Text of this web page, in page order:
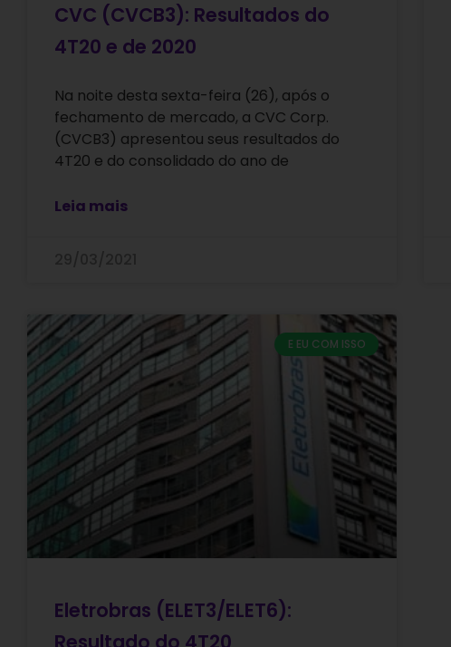
CVC (CVCB3): Resultados do
4T20 e de 2020
Na noite desta sexta-feira (26), após o
fechamento de mercado, a CVC Corp.
(CVCB3) apresentou seus resultados do
4T20 e do consolidado do ano de
Leia mais
E EU COM ISSO
Eletrobras (ELET3/ELET6):